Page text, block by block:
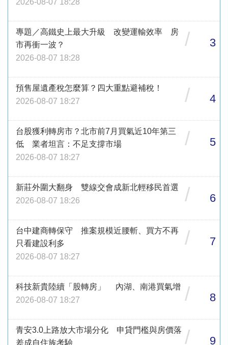
2026-08-07 18:28
專題／高鐵史上最大升級 改變運輸效率 房
市再衝一波？
2026-08-07 18:28
/ 3
預售屋遺產稅怎麼算？四大重點避補稅！
2026-08-07 18:27
/ 4
台股獲利轉房市？北市前7月買氣近10年第三
低 業者坦言：不足支撐市場
2026-08-07 18:27
/ 5
新莊外圍大翻身 雙線交會成新北輕移民首選
2026-08-07 18:26
/ 6
台中建商轉保守 推案規模近腰斬、買方不再
只看建設利多
2026-08-07 18:27
/ 7
科技新貴陸續「股轉房」 內湖、南港買氣增
2026-08-07 18:27
/ 8
青安3.0上路放大市場分化 申貸門檻與房價落
差成自住族考驗
/ 9